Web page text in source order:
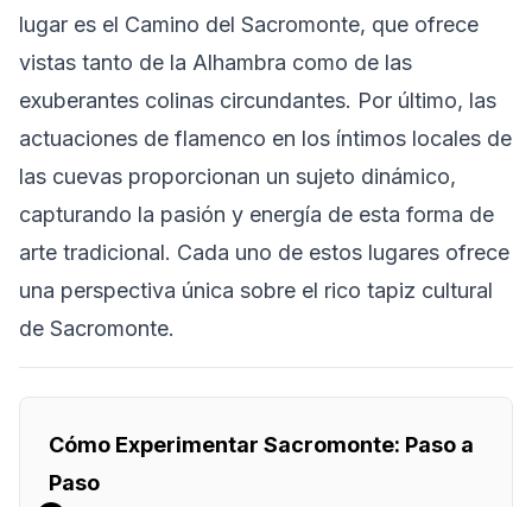
lugar es el Camino del Sacromonte, que ofrece
vistas tanto de la Alhambra como de las
exuberantes colinas circundantes. Por último, las
actuaciones de flamenco en los íntimos locales de
las cuevas proporcionan un sujeto dinámico,
capturando la pasión y energía de esta forma de
arte tradicional. Cada uno de estos lugares ofrece
una perspectiva única sobre el rico tapiz cultural
de Sacromonte.
Cómo Experimentar Sacromonte: Paso a
Paso